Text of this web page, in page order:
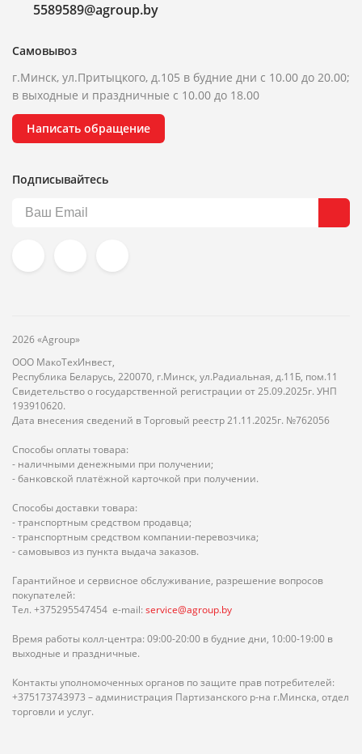
5589589@agroup.by
Самовывоз
г.Минск, ул.Притыцкого, д.105 в будние дни с 10.00 до 20.00;
в выходные и праздничные с 10.00 до 18.00
Написать обращение
Подписывайтесь
2026 «Agroup»
ООО МакоТехИнвест,
Республика Беларусь, 220070, г.Минск, ул.Радиальная, д.11Б, пом.11
Свидетельство о государственной регистрации от 25.09.2025г. УНП
193910620.
Дата внесения сведений в Торговый реестр 21.11.2025г. №762056
Способы оплаты товара:
- наличными денежными при получении;
- банковской платёжной карточкой при получении.
Способы доставки товара:
- транспортным средством продавца;
- транспортным средством компании-перевозчика;
- самовывоз из пункта выдача заказов.
Гарантийное и сервисное обслуживание, разрешение вопросов
покупателей:
Тел. +375295547454 e-mail: service@agroup.by
Время работы колл-центра: 09:00-20:00 в будние дни, 10:00-19:00 в
выходные и праздничные.
Контакты уполномоченных органов по защите прав потребителей:
+375173743973 – администрация Партизанского р-на г.Минска, отдел
торговли и услуг.